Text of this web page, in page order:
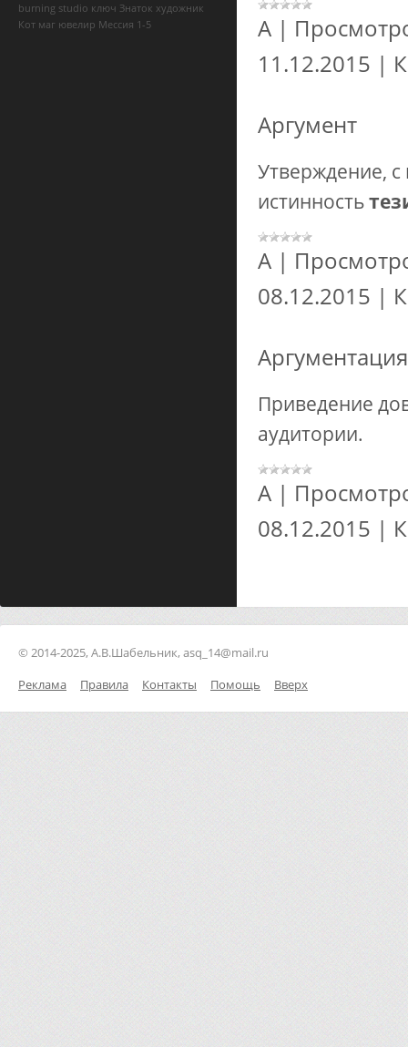
burning studio ключ Знаток художник
Кот маг ювелир Мессия 1-5 А |
11.12.2015 |
Аргумент
Утверждение,
истинность
А |
08.12.2015 |
Аргументация
Приведение
аудитории.
А |
08.12.2015 |
© 2014-2025, А.В.Шабельник, asq_14@mail.ru
Реклама
Правила Контакты Помощь Вверх